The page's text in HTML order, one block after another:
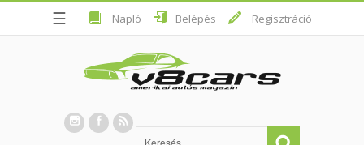
☰ Napló Belépés Regisztráció